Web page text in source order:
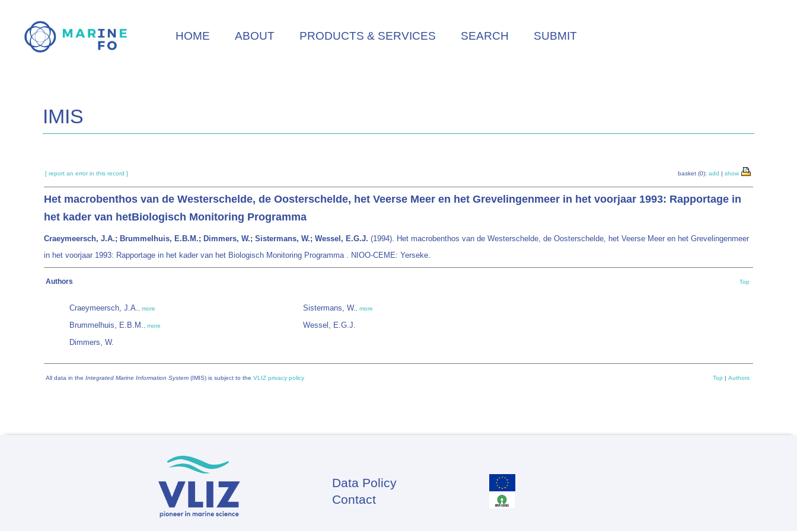
main
HOME ABOUT PRODUCTS & SERVICES SEARCH SUBMIT
IMIS
[ report an error in this record ] basket (0): add | show
Het macrobenthos van de Westerschelde, de Oosterschelde, het Veerse Meer en het Grevelingenmeer in het voorjaar 1993: Rapportage in
het kader van hetBiologisch Monitoring Programma
Craeymeersch, J.A.; Brummelhuis, E.B.M.; Dimmers, W.; Sistermans, W.; Wessel, E.G.J. (1994). Het macrobenthos van de Westerschelde, de Oosterschelde, het Veerse Meer en het Grevelingenmeer
in het voorjaar 1993: Rapportage in het kader van het Biologisch Monitoring Programma . NIOO-CEME: Yerseke.
Authors Top
Craeymeersch, J.A. more
Brummelhuis, E.B.M. more
Dimmers, W.
Sistermans, W. more
Wessel, E.G.J.
All data in the Integrated Marine Information System (IMIS) is subject to the VLIZ privacy policy Top | Authors
Footer
Data Policy
Contact